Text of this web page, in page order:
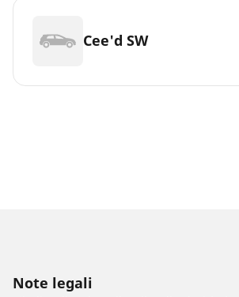
Cee'd SW
Note legali